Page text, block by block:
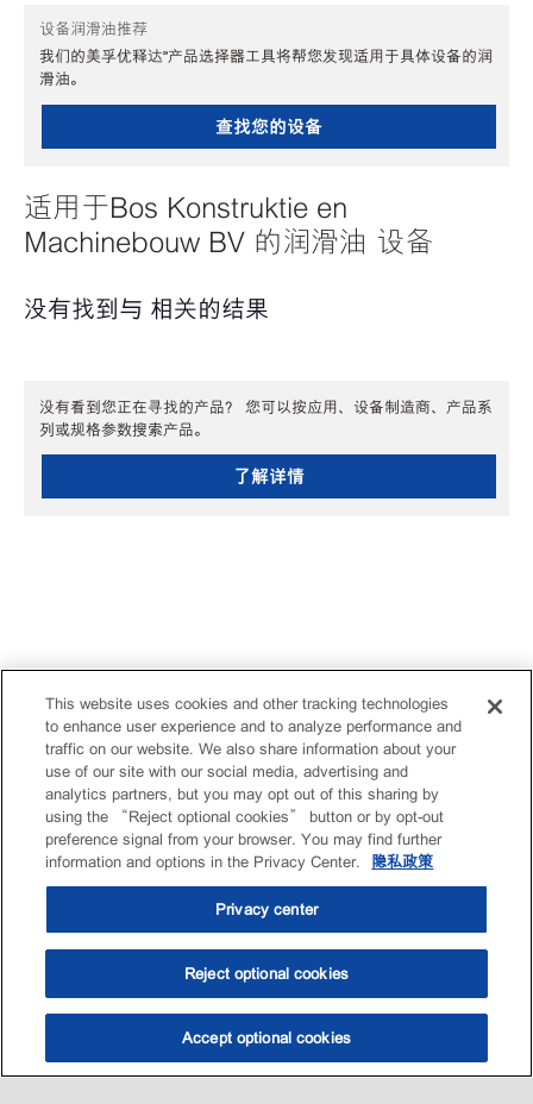
选油助手 查找门店
设备润滑油推荐
我们的美孚优释达℠产品选择器工具将帮您发现适用于具体设备的润
滑油。
查找您的设备
适用于Bos Konstruktie en
Machinebouw BV 的润滑油 设备
没有找到与 相关的结果
没有看到您正在寻找的产品？ 您可以按应用、设备制造商、产品系
列或规格参数搜索产品。
了解详情
This website uses cookies and other tracking technologies
to enhance user experience and to analyze performance and
traffic on our website. We also share information about your
use of our site with our social media, advertising and
analytics partners, but you may opt out of this sharing by
using the “Reject optional cookies” button or by opt-out
preference signal from your browser. You may find further
information and options in the Privacy Center.
隐私政策
Privacy center
Reject optional cookies
Accept optional cookies